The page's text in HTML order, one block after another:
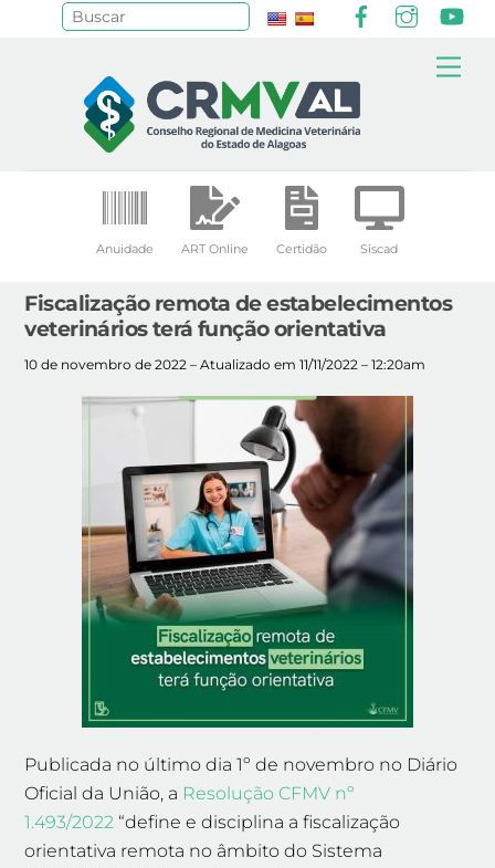
Anuidade ART Online Certidão Siscad
Fiscalização remota de estabelecimentos
veterinários terá função orientativa
10 de novembro de 2022 – Atualizado em 11/11/2022 – 12:20am
Publicada no último dia 1º de novembro no Diário
Oficial da União, a Resolução CFMV nº
1.493/2022 “define e disciplina a fiscalização
orientativa remota no âmbito do Sistema